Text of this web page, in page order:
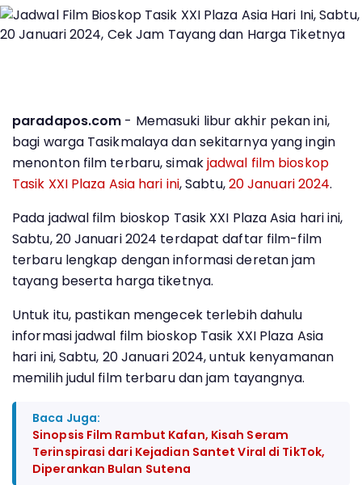
paradapos.com - Memasuki libur akhir pekan ini,
bagi warga Tasikmalaya dan sekitarnya yang ingin
menonton film terbaru, simakjadwal film bioskop
Tasik XXI Plaza Asia hari ini, Sabtu,20 Januari 2024.
Pada jadwal film bioskop Tasik XXI Plaza Asia hari ini,
Sabtu, 20 Januari 2024 terdapat daftar film-film
terbaru lengkap dengan informasi deretan jam
tayang beserta harga tiketnya.
Untuk itu, pastikan mengecek terlebih dahulu
informasi jadwal film bioskop Tasik XXI Plaza Asia
hari ini, Sabtu, 20 Januari 2024, untuk kenyamanan
memilih judul film terbaru dan jam tayangnya.
Baca Juga:
Sinopsis Film Rambut Kafan, Kisah Seram
Terinspirasi dari Kejadian Santet Viral di TikTok,
Diperankan Bulan Sutena